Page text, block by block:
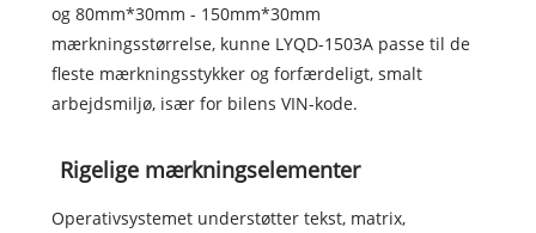
og 80mm*30mm - 150mm*30mm
mærkningsstørrelse, kunne LYQD-1503A passe til de
fleste mærkningsstykker og forfærdeligt, smalt
arbejdsmiljø, især for bilens VIN-kode.
Rigelige mærkningselementer
Operativsystemet understøtter tekst, matrix,